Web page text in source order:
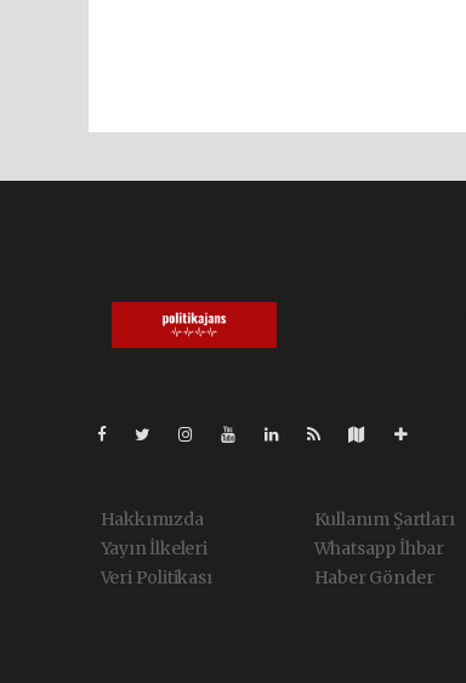
Hakkımızda
Yayın İlkeleri
Veri Politikası
Kullanım Şartları
Whatsapp İhbar
Haber Gönder